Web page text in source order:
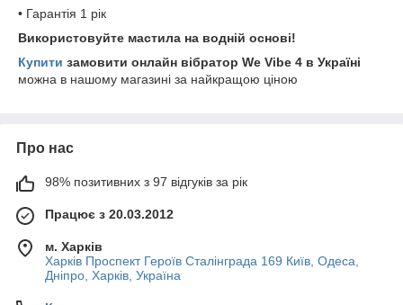
• Гарантія 1 рік
Використовуйте мастила на водній основі!
Купити замовити онлайн вібратор We Vibe 4 в Україні
можна в нашому магазині за найкращою ціною
Про нас
98% позитивних з 97 відгуків за рік
Працює з 20.03.2012
м. Харків
Харків Проспект Героїв Сталінграда 169 Київ, Одеса,
Дніпро, Харків, Україна